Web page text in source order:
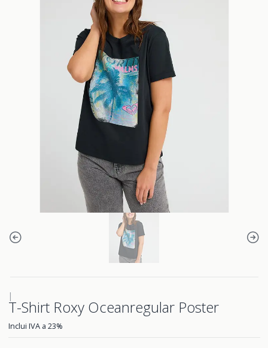
|
T-Shirt Roxy Oceanregular Poster
Inclui IVA a 23%